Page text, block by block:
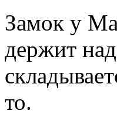
Замок у
держит
то.